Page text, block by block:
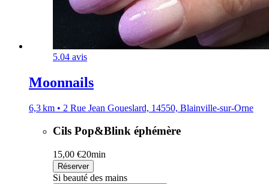
5.04 avis
Moonnails
6,3 km • 2 Rue Jean Goueslard, 14550, Blainville-sur-Orne
Cils Pop&Blink éphémère
15,00 €20min
Réserver
Si beauté des mains